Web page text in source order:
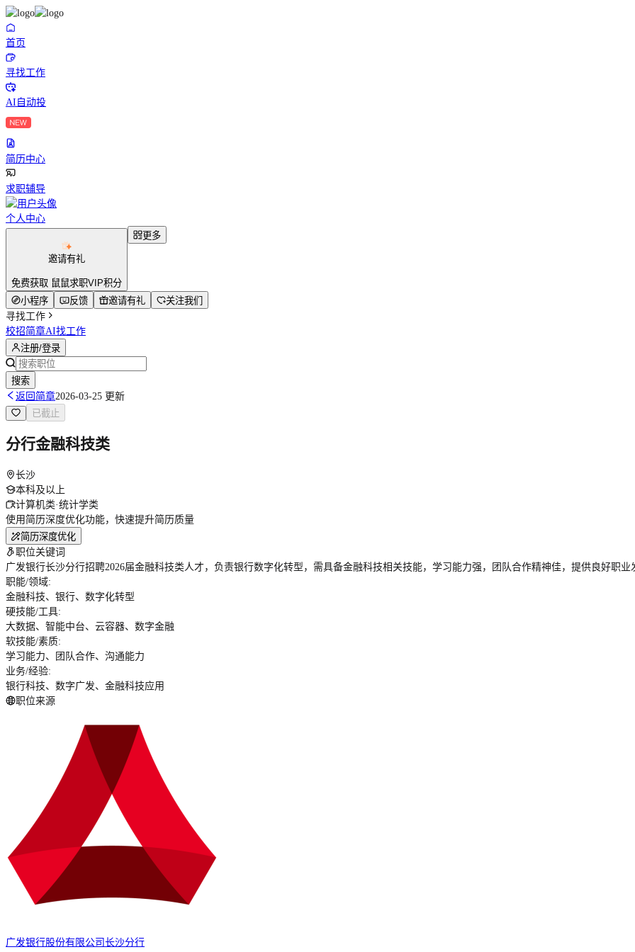
首页
寻找工作
AI自动投
简历中心
求职辅导
个人中心
邀请有礼
免费获取 鼠鼠求职VIP积分
更多
小程序 反馈 邀请有礼
关注我们
寻找工作
校招简章AI找工作
注册/登录
搜索
返回简章2026-03-25 更新
已截止
分行金融科技类
长沙
本科及以上
计算机类·统计学类
使用简历深度优化功能，快速提升简历质量
简历深度优化
职位关键词
广发银行长沙分行招聘2026届金融科技类人才，负责银行数字化转型，需具备金融科技相关技能，学习能力强，团队合作精神佳，提供良好职业
职能/领域:
金融科技、银行、数字化转型
硬技能/工具:
大数据、智能中台、云容器、数字金融
软技能/素质:
学习能力、团队合作、沟通能力
业务/经验:
银行科技、数字广发、金融科技应用
职位来源
广发银行股份有限公司长沙分行